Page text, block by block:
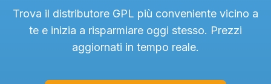
Trova il distributore GPL più conveniente vicino a
te e inizia a risparmiare oggi stesso. Prezzi
aggiornati in tempo reale.